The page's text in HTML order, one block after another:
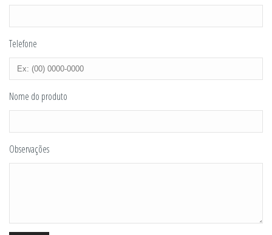
Telefone
Nome do produto
Observações